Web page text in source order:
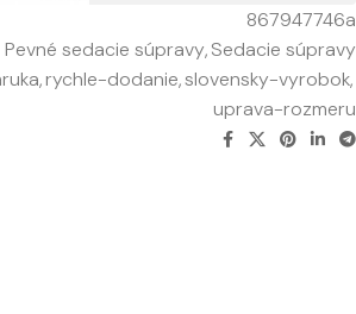
867947746a
Pevné sedacie súpravy,Sedacie súpravy
,rychle-dodanie,slovensky-vyrobok,
uprava-rozmeru